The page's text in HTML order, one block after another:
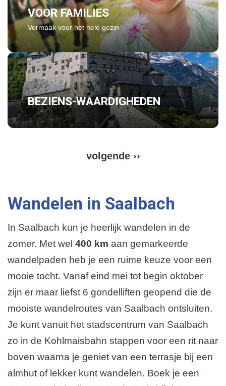
VOOR FAMILIES
Vermaak voor het hele gezin
BEZIENS-WAARDIGHEDEN
i
n
r
i
n
g
V
g
n
d
e
p
a
g
i
n
a
volgende ››
Wandelen in Saalbach
In Saalbach kun je heerlijk wandelen in de
zomer. Met wel 400 km aan gemarkeerde
wandelpaden heb je een ruime keuze voor een
mooie tocht. Vanaf eind mei tot begin oktober
zijn er maar liefst 6 gondelliften geopend die de
mooiste wandelroutes van Saalbach ontsluiten.
Je kunt vanuit het stadscentrum van Saalbach
zo in de Kohlmaisbahn stappen voor een rit naar
boven waarna je geniet van een terrasje bij een
almhut of lekker kunt wandelen. Boek je een